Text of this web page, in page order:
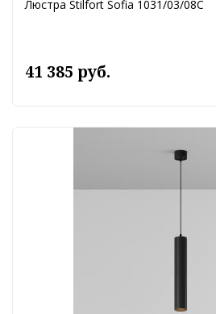
Люстра Stilfort Sofia 1031/03/08C
41 385 руб.